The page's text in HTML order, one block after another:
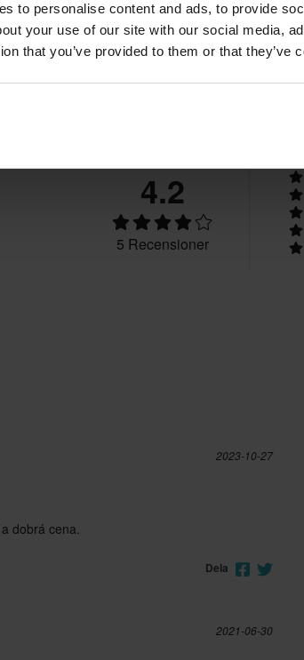
to personalise content and ads, to provide
your use of our site with our social media,
that you’ve provided to them or that
4.2
5 Recensioner
2023-10-27
dobrá cena.
Dela
2021-06-30